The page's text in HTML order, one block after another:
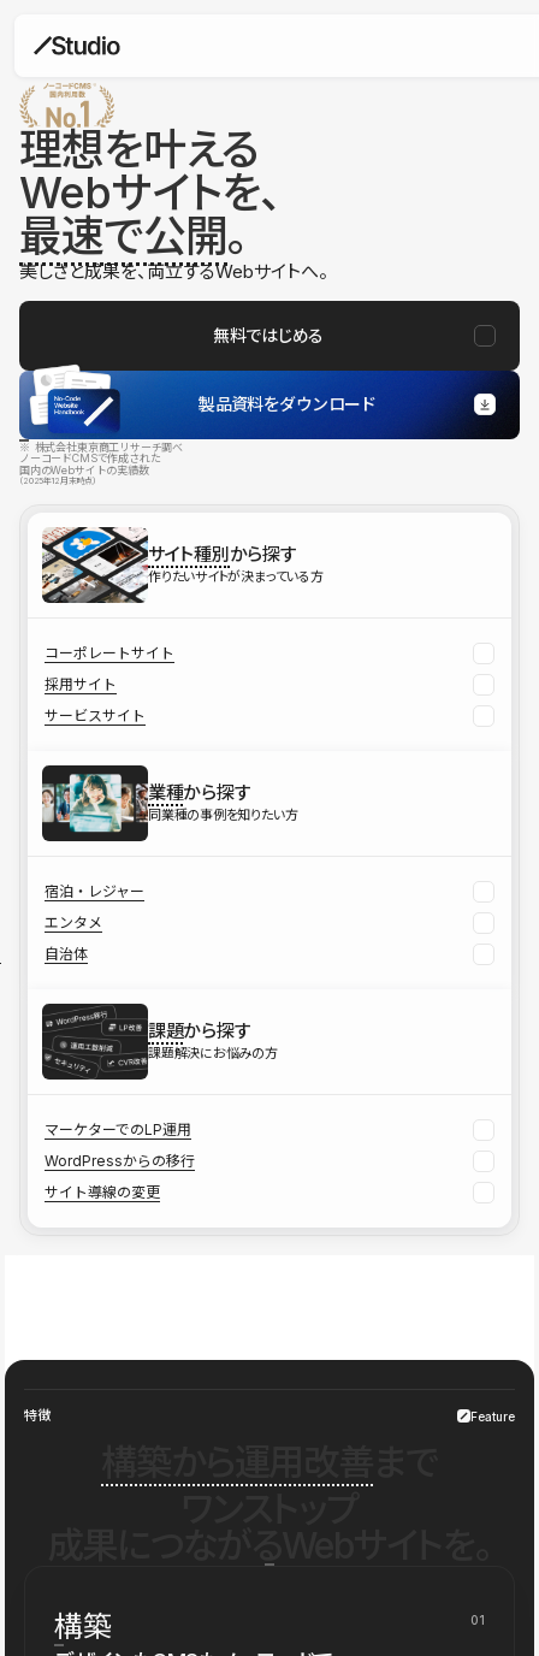
理想を叶える
Webサイトを、
最速で公開。
美しさと成果を、両立するWebサイトへ。
無料ではじめる
製品資料をダウンロード
※ 株式会社東京商工リサーチ調べ
ノーコードCMSで作成された
国内のWebサイトの実績数
（2025年12月末時点）
サイト種別から探す
作りたいサイトが決まっている方
コーポレートサイト
採用サイト
サービスサイト
業種から探す
同業種の事例を知りたい方
宿泊・レジャー
エンタメ
自治体
課題から探す
課題解決にお悩みの方
マーケターでのLP運用
WordPressからの移行
サイト導線の変更
特徴 Feature
構築 01